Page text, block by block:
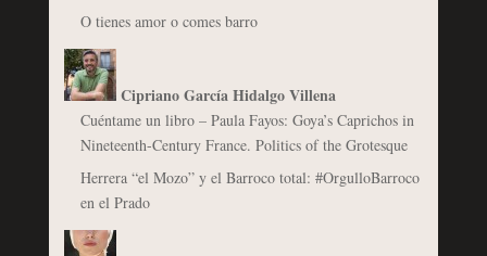
O tienes amor o comes barro
Cipriano García Hidalgo Villena
Cuéntame un libro – Paula Fayos: Goya’s Caprichos in
Nineteenth-Century France. Politics of the Grotesque
Herrera “el Mozo” y el Barroco total: #OrgulloBarroco
en el Prado